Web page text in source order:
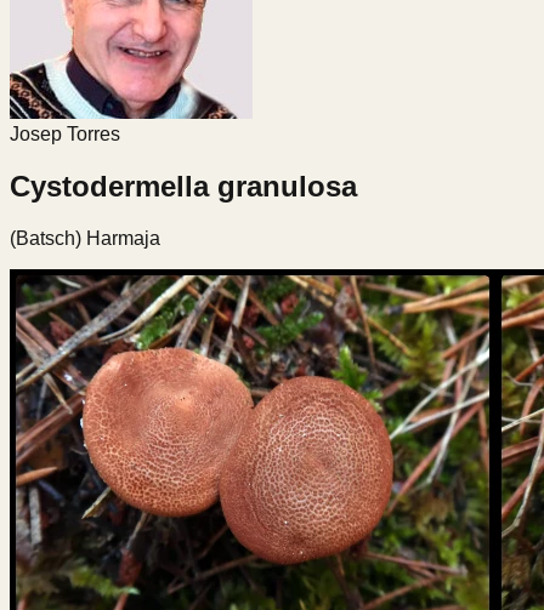
Josep Torres
Cystodermella granulosa
(Batsch) Harmaja